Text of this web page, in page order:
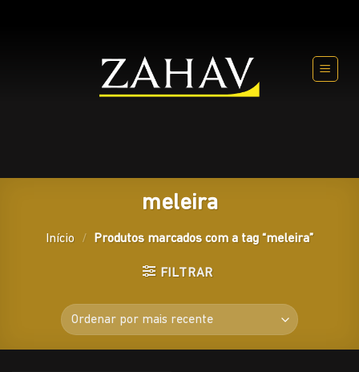
meleira
Início / Produtos marcados com a tag “meleira”
FILTRAR